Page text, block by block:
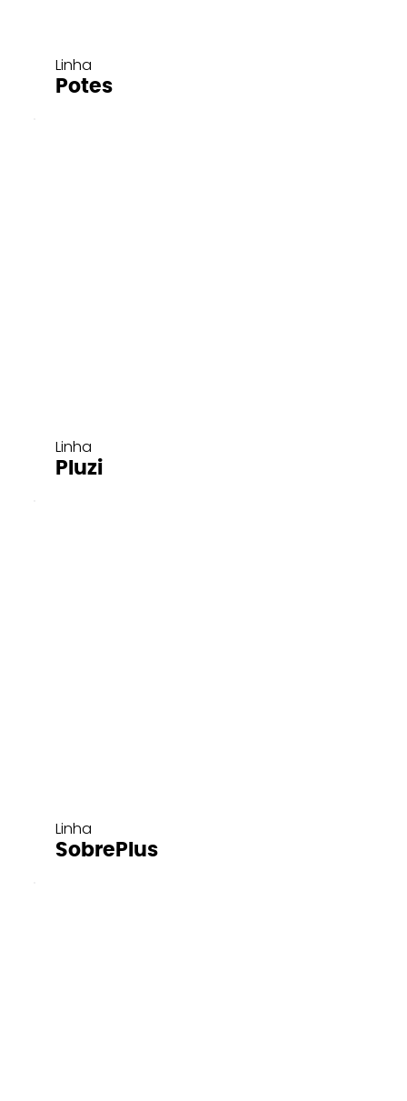
Linha
Potes
Linha
Pluzi
Linha
SobrePlus